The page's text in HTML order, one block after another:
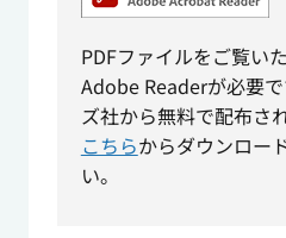
PDFファイルをご覧い
Adobe Readerが必要
ズ社から無料で配布さ
こちらからダウンロー
い。